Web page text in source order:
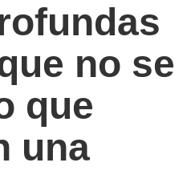
no se
que
una